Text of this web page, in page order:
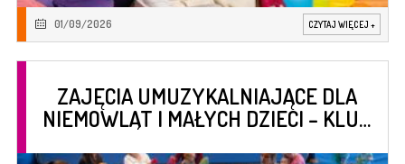
01/09/2026 CZYTAJ WIĘCEJ +
ZAJĘCIA UMUZYKALNIAJĄCE DLA
NIEMOWLĄT I MAŁYCH DZIECI – KLUB